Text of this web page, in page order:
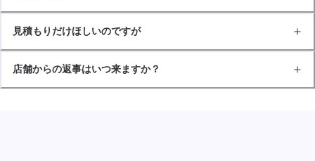
見積もりだけほしいのですが
店舗からの返事はいつ来ますか？